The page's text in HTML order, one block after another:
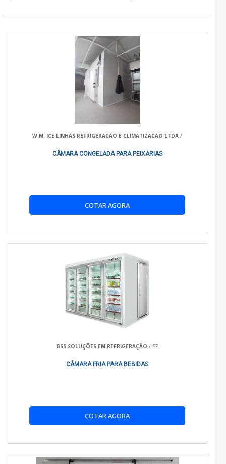
W.M. ICE LINHAS REFRIGERACAO E CLIMATIZACAO LTDA /
CÂMARA CONGELADA PARA PEIXARIAS
COTAR AGORA
BSS SOLUÇÕES EM REFRIGERAÇÃO / SP
CÂMARA FRIA PARA BEBIDAS
COTAR AGORA